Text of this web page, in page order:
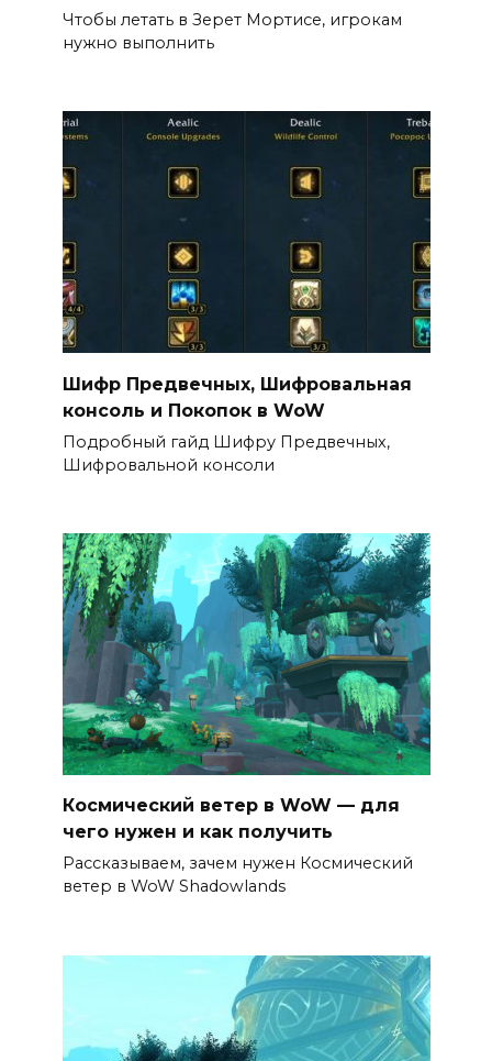
Чтобы летать в Зерет Мортисе, игрокам
нужно выполнить
Шифр Предвечных, Шифровальная
консоль и Покопок в WoW
Подробный гайд Шифру Предвечных,
Шифровальной консоли
Космический ветер в WoW — для
чего нужен и как получить
Рассказываем, зачем нужен Космический
ветер в WoW Shadowlands